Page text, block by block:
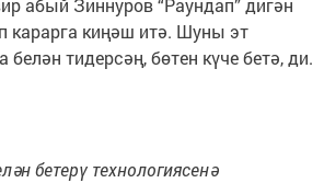
абый Зиннуров “Раундап” дигән
карарга киңәш итә. Шуны эт
белән тидерсәң, бөтен күче бетә, ди.
бетерү технологиясенә